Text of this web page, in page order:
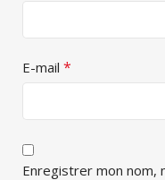
E-mail *
Enregistrer mon nom,